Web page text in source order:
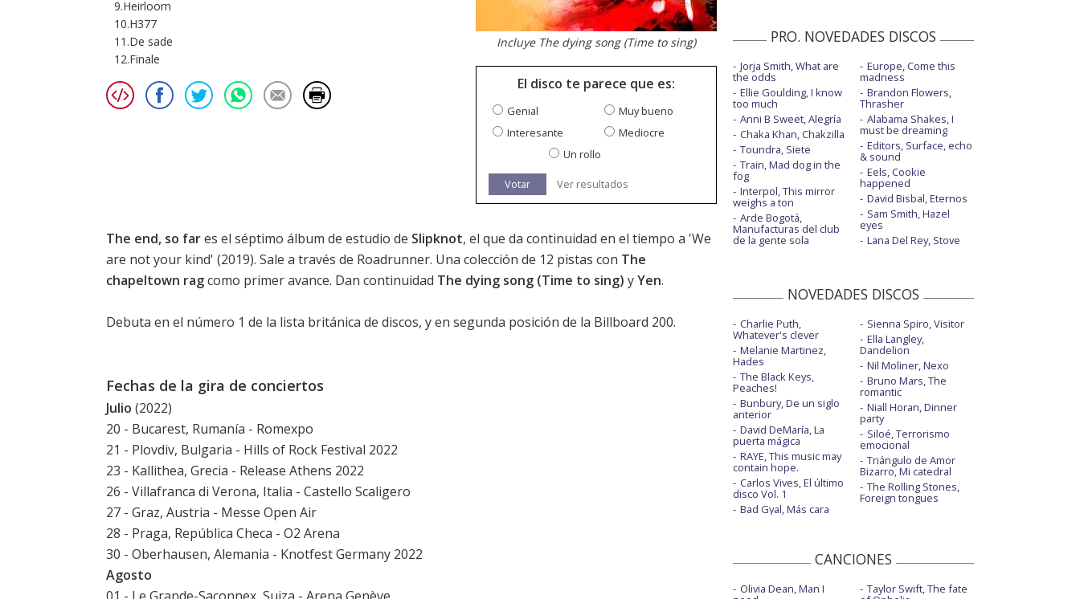
9.Heirloom
10.H377
11.De sade
12.Finale
Incluye The dying song (Time to sing)
El disco te parece que es:
Genial
Muy bueno
Interesante
Mediocre
Un rollo
Votar Ver resultados
The end, so fares el séptimo álbum de estudio de Slipknot, el que da continuidad en el tiempo a 'We
are not your kind' (2019). Sale a través de Roadrunner. Una colección de 12 pistas con The
chapeltown ragcomo primer avance. Dan continuidad The dying song (Time to sing) yYen.
Debuta en el número 1 de la lista británica de discos, y en segunda posición de la Billboard 200.
Fechas de la gira de conciertos
Julio (2022)
20 - Bucarest, Rumanía - Romexpo
21 - Plovdiv, Bulgaria - Hills of Rock Festival 2022
23 - Kallithea, Grecia - Release Athens 2022
26 - Villafranca di Verona, Italia - Castello Scaligero
27 - Graz, Austria - Messe Open Air
28 - Praga, República Checa - O2 Arena
30 - Oberhausen, Alemania - Knotfest Germany 2022
Agosto
PRO. NOVEDADES DISCOS
Jorja Smith, What are
the odds
Ellie Goulding, I know
too much
Anni B Sweet, Alegría
Chaka Khan, Chakzilla
Toundra, Siete
Train, Mad dog in the
fog
Interpol, This mirror
weighs a ton
Arde Bogotá,
Manufacturas del club
de la gente sola
Europe, Come this
madness
Brandon Flowers,
Thrasher
Alabama Shakes, I
must be dreaming
Editors, Surface, echo
& sound
Eels, Cookie
happened
David Bisbal, Eternos
Sam Smith, Hazel
eyes
Lana Del Rey, Stove
NOVEDADES DISCOS
Charlie Puth,
Whatever's clever
Melanie Martinez,
Hades
The Black Keys,
Peaches!
Bunbury, De un siglo
anterior
David DeMaría, La
puerta mágica
RAYE, This music may
contain hope.
Carlos Vives, El último
disco Vol. 1
Bad Gyal, Más cara
Sienna Spiro, Visitor
Ella Langley,
Dandelion
Nil Moliner, Nexo
Bruno Mars, The
romantic
Niall Horan, Dinner
party
Siloé, Terrorismo
emocional
Triángulo de Amor
Bizarro, Mi catedral
The Rolling Stones,
Foreign tongues
CANCIONES
Olivia Dean, Man I Taylor Swift, The fate